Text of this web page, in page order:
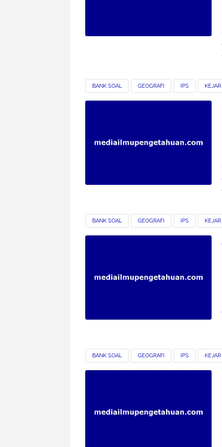
BANK SOAL GEOGRAFI IPS
SMK SOAL LATIHAN
BANK SOAL GEOGRAFI IPS
SMK SOAL LATIHAN
BANK SOAL GEOGRAFI IPS
SMK SOAL LATIHAN